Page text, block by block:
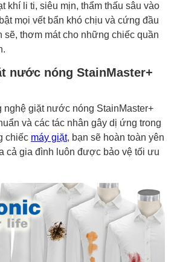
khí li ti, siêu mịn, thẩm thấu sâu vào
mọi vết bẩn khó chịu và cứng đầu
sẽ, thơm mát cho những chiếc quần
nước nóng StainMaster+
giặt nước nóng StainMaster+
và các tác nhân gây dị ứng trong
chiếc máy giặt, bạn sẽ hoàn toàn yên
cả gia đình luôn được bảo vệ tối ưu